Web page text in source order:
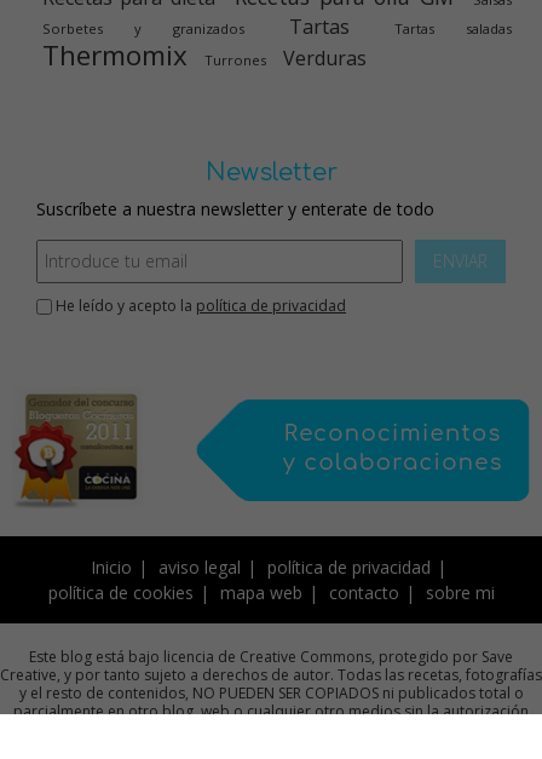
Sorbetes y granizados
Tartas Tartas saladas
Thermomix Turrones Verduras
Newsletter
Suscríbete a nuestra newsletter y enterate de todo
ENVIAR
He leído y acepto la política de privacidad
Inicio aviso legal
política de privacidad
política de cookies
mapa web contacto sobre mi
Este blog está bajo licencia de Creative Commons, protegido por Save
Creative, y por tanto sujeto a derechos de autor. Todas las recetas, fotografías
y el resto de contenidos, NO PUEDEN SER COPIADOS ni publicados total o
parcialmente en otro blog, web o cualquier otro medios sin la autorización